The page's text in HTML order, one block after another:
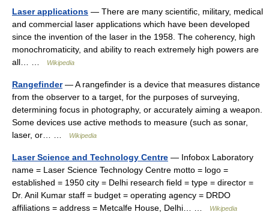
Laser applications — There are many scientific, military, medical
and commercial laser applications which have been developed
since the invention of the laser in the 1958. The coherency, high
monochromaticity, and ability to reach extremely high powers are
all… …
Wikipedia
Rangefinder— A rangefinder is a device that measures distance
from the observer to a target, for the purposes of surveying,
determining focus in photography, or accurately aiming a weapon.
Some devices use active methods to measure (such as sonar,
laser, or… …
Wikipedia
Laser Science and Technology Centre — Infobox Laboratory
name = Laser Science Technology Centre motto = logo =
established = 1950 city = Delhi research field = type = director =
Dr. Anil Kumar staff = budget = operating agency = DRDO
affiliations = address = Metcalfe House, Delhi… …
Wikipedia